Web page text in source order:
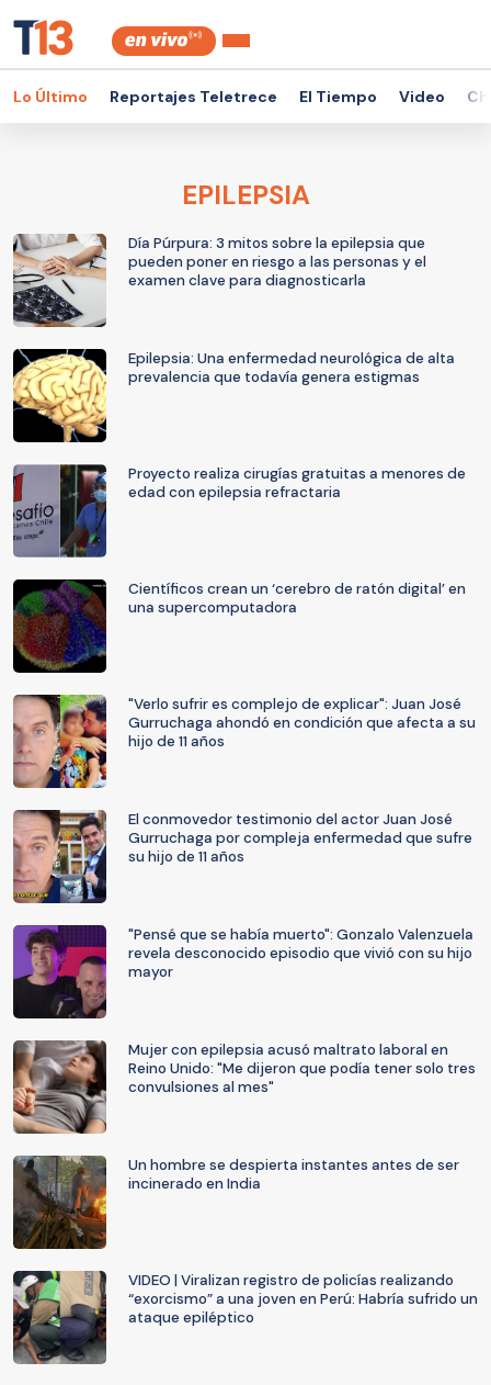
Lo Último Reportajes Teletrece El Tiempo Video
EPILEPSIA
Día Púrpura: 3 mitos sobre la epilepsia que
pueden poner en riesgo a las personas y el
examen clave para diagnosticarla
Epilepsia: Una enfermedad neurológica de alta
prevalencia que todavía genera estigmas
Proyecto realiza cirugías gratuitas a menores de
edad con epilepsia refractaria
Científicos crean un ‘cerebro de ratón digital’ en
una supercomputadora
"Verlo sufrir es complejo de explicar": Juan José
Gurruchaga ahondó en condición que afecta a su
hijo de 11 años
El conmovedor testimonio del actor Juan José
Gurruchaga por compleja enfermedad que sufre
su hijo de 11 años
"Pensé que se había muerto": Gonzalo Valenzuela
revela desconocido episodio que vivió con su hijo
mayor
Mujer con epilepsia acusó maltrato laboral en
Reino Unido: "Me dijeron que podía tener solo tres
convulsiones al mes"
Un hombre se despierta instantes antes de ser
incinerado en India
VIDEO | Viralizan registro de policías realizando
“exorcismo” a una joven en Perú: Habría sufrido un
ataque epiléptico